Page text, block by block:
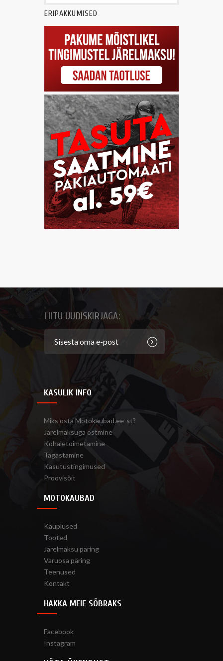
ERIPAKKUMISED
LIITU UUDISKIRJAGA:
KASULIK INFO
Miks osta Motokaubad.ee-st?
Järelmaksuga ostmine
Kohaletoimetamine
Tagastamine
Kasutustingimused
Proovisõit
MOTOKAUBAD
Kauplused
Tooted
Järelmaksu päring
Varuosa päring
Teenused
Kontakt
HAKKA MEIE SÕBRAKS
Facebook
Instagram